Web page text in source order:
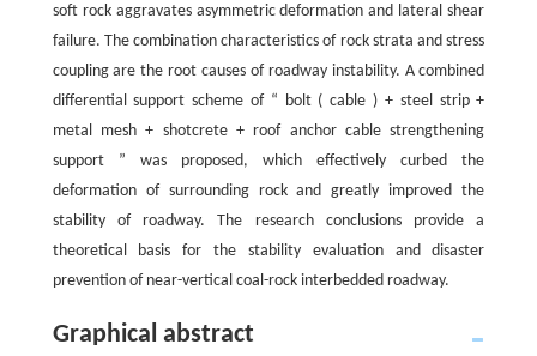
soft rock aggravates asymmetric deformation and lateral shear
failure. The combination characteristics of rock strata and stress
coupling are the root causes of roadway instability. A combined
differential support scheme of “ bolt ( cable ) + steel strip +
metal mesh + shotcrete + roof anchor cable strengthening
support ” was proposed, which effectively curbed the
deformation of surrounding rock and greatly improved the
stability of roadway. The research conclusions provide a
theoretical basis for the stability evaluation and disaster
prevention of near-vertical coal-rock interbedded roadway.
Graphical abstract